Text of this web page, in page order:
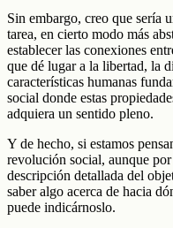
Sin embargo, creo que sería
tarea, en cierto modo más
establecer las conexiones
que dé lugar a la libertad, la
características humanas
social donde estas
adquiera un sentido pleno.
Y de hecho, si estamos
revolución social, aunque por
descripción detallada del
saber algo acerca de hacia
puede indicárnoslo.